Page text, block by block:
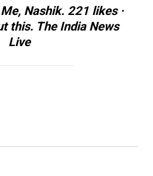
Nashik. 221 likes ·
this. The India News
Live